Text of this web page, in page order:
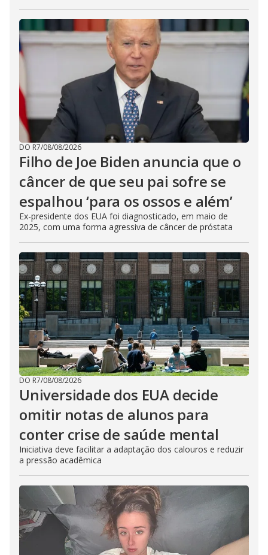
DO R7/08/08/2026
Filho de Joe Biden anuncia que o
câncer de que seu pai sofre se
espalhou ‘para os ossos e além’
Ex-presidente dos EUA foi diagnosticado, em maio de
2025, com uma forma agressiva de câncer de próstata
DO R7/08/08/2026
Universidade dos EUA decide
omitir notas de alunos para
conter crise de saúde mental
Iniciativa deve facilitar a adaptação dos calouros e reduzir
a pressão acadêmica